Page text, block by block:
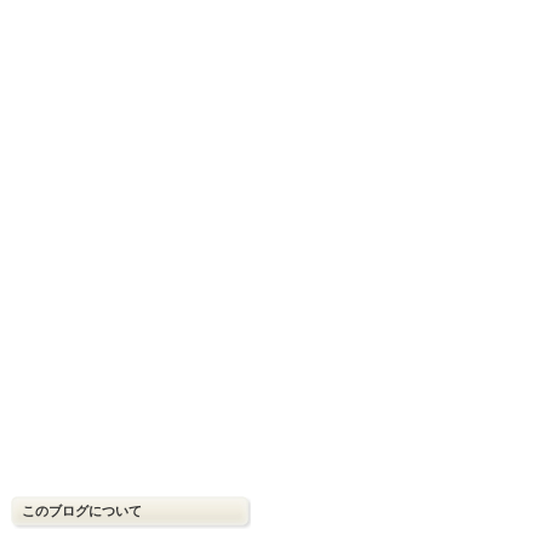
このブログについて